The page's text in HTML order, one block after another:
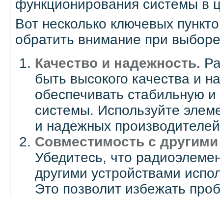
функционирования системы в
Вот несколько ключевых
обратить внимание при
Качество и надежность.
быть высокого качества и
обеспечивать стабильную
системы. Используйте
и надежных
Совместимость с
Убедитесь, что
другими устройствами
Это позволит избежать